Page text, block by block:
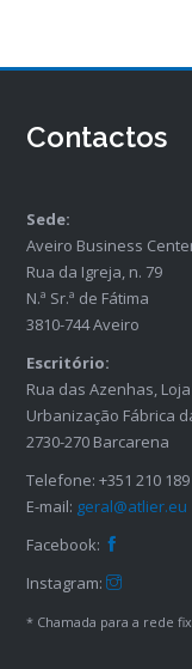
Contactos
Sede:
Aveiro Business
Rua da Igreja, n. 79
N.ª Sr.ª de Fátima
3810-744 Aveiro
Escritório:
Rua das Azenhas, Loja
Urbanização Fábrica
2730-270 Barcarena
Telefone: +351 210
E-mail: geral@atlier.eu
Facebook:
Instagram:
* Chamada para a rede